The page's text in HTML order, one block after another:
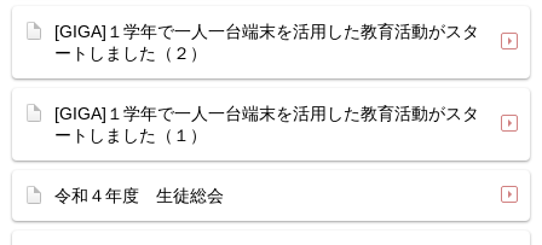
[GIGA]１学年で一人一台端末を活用した教育活動がスタ
ートしました（２）
[GIGA]１学年で一人一台端末を活用した教育活動がスタ
ートしました（１）
令和４年度 生徒総会